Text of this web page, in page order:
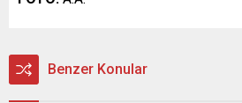
Benzer Konular